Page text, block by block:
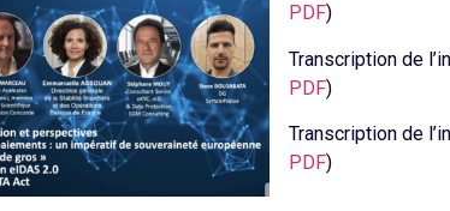
PDF)
Transcription de
PDF)
Transcription de
PDF)